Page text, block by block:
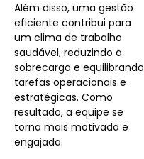
Além disso, uma gestão
eficiente contribui para
um clima de trabalho
saudável, reduzindo a
sobrecarga e equilibrando
tarefas operacionais e
estratégicas. Como
resultado, a equipe se
torna mais motivada e
engajada.